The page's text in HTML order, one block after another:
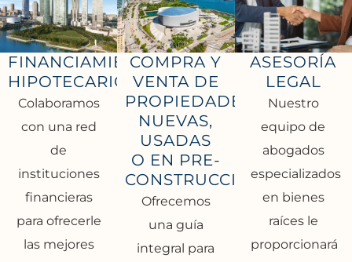
FINANCIAMIENTO
HIPOTECARIO
Colaboramos
con una red
de
instituciones
financieras
para ofrecerle
las mejores
COMPRA Y
VENTA DE
PROPIEDADES
NUEVAS,
USADAS
O EN PRE-
CONSTRUCCIÓN
Ofrecemos
una guía
integral para
ASESORÍA
LEGAL
Nuestro
equipo de
abogados
especializados
en bienes
raíces le
proporcionará